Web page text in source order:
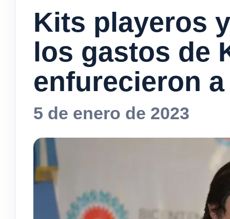
Kits playeros
los gastos de
enfurecieron
5 de enero de 2023